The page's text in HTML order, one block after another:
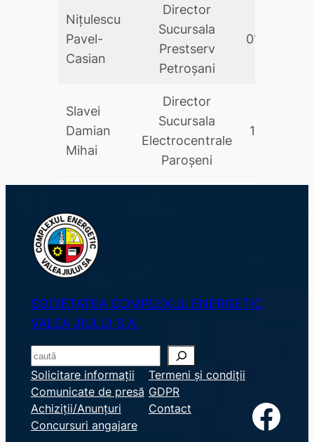
Nițulescu
Pavel-
Casian
Director
Sucursala
Prestserv
Petroşani
Slavei
Damian
Mihai
Director
Sucursala
Electrocentrale
Paroșeni
16.01.2026
SOCIETATEA COMPLEXUL ENERGETIC
VALEA JIULUI S.A.
S
e
a
r
c
Solicitare informații
Comunicate de presă
Achiziții/Anunțuri
Concursuri angajare
Termeni și condiții
GDPR
Contact
Facebook